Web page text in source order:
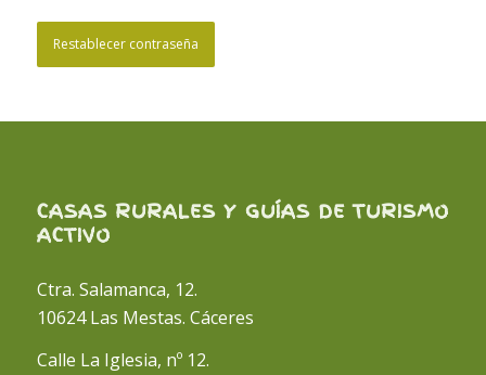
Restablecer contraseña
CASAS RURALES Y GUÍAS DE TURISMO
ACTIVO
Ctra. Salamanca, 12.
10624 Las Mestas. Cáceres
Calle La Iglesia, nº 12.